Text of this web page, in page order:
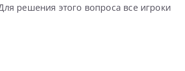
решения этого вопроса все игроки